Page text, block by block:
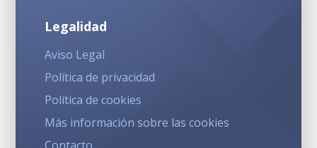
Legalidad
Aviso Legal
Política de privacidad
Política de cookies
Más información sobre las cookies